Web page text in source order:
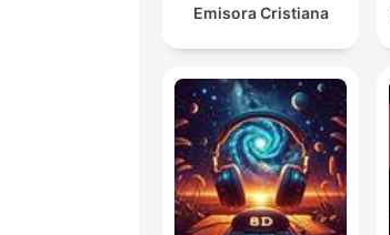
Emisora Cristiana